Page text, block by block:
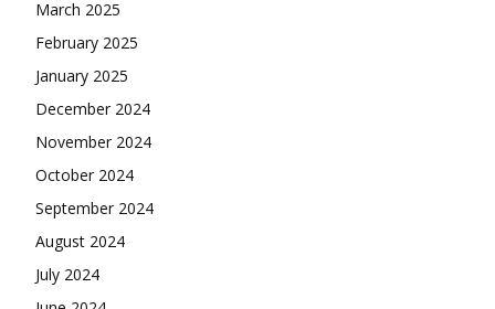
March 2025
February 2025
January 2025
December 2024
November 2024
October 2024
September 2024
August 2024
July 2024